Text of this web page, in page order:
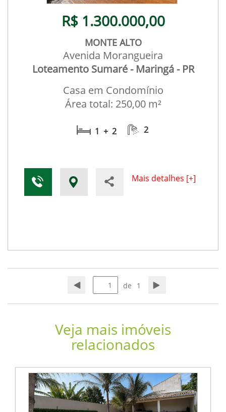
R$ 1.300.000,00
MONTE ALTO
Avenida Morangueira
Loteamento Sumaré - Maringá - PR
Casa em Condomínio
Área total: 250,00 m²
1 + 2 2
Mais detalhes [+]
de 1
Veja mais imóveis
relacionados